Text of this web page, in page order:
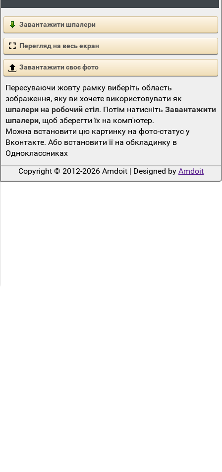
Завантажити шпалери
Перегляд на весь екран
Завантажити своє фото
Пересуваючи жовту рамку виберіть область
зображення, яку ви хочете використовувати як
шпалери на робочий стіл. Потім натисніть Завантажити
шпалери, щоб зберегти їх на комп'ютер.
Можна встановити цю картинку на фото-статус у
Вконтакте. Або встановити її на обкладинку в
Одноклассниках
Copyright © 2012-2026 Amdoit | Designed by Amdoit